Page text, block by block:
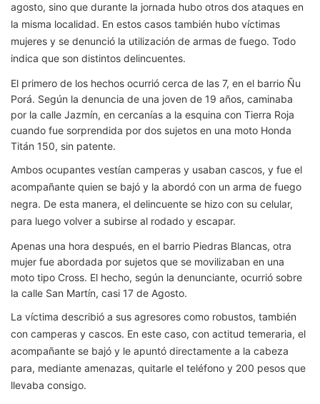
agosto, sino que durante la jornada hubo otros dos ataques en
la misma localidad. En estos casos también hubo víctimas
mujeres y se denunció la utilización de armas de fuego. Todo
indica que son distintos delincuentes.
El primero de los hechos ocurrió cerca de las 7, en el barrio Ñu
Porá. Según la denuncia de una joven de 19 años, caminaba
por la calle Jazmín, en cercanías a la esquina con Tierra Roja
cuando fue sorprendida por dos sujetos en una moto Honda
Titán 150, sin patente.
Ambos ocupantes vestían camperas y usaban cascos, y fue el
acompañante quien se bajó y la abordó con un arma de fuego
negra. De esta manera, el delincuente se hizo con su celular,
para luego volver a subirse al rodado y escapar.
Apenas una hora después, en el barrio Piedras Blancas, otra
mujer fue abordada por sujetos que se movilizaban en una
moto tipo Cross. El hecho, según la denunciante, ocurrió sobre
la calle San Martín, casi 17 de Agosto.
La víctima describió a sus agresores como robustos, también
con camperas y cascos. En este caso, con actitud temeraria, el
acompañante se bajó y le apuntó directamente a la cabeza
para, mediante amenazas, quitarle el teléfono y 200 pesos que
llevaba consigo.